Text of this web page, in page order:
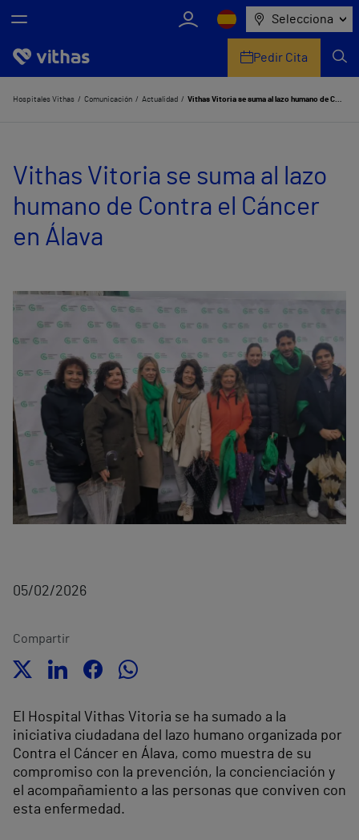
Selecciona
Nosotros
Servicios de salud
Equipo médico y asistencial
Comunicación
Pedir Cita
Hospitales Vithas Comunicación Actualidad Vithas Vitoria se suma al lazo humano de Contra el Cáncer en Álava
Vithas Vitoria se suma al lazo
humano de Contra el Cáncer
en Álava
05/02/2026
Compartir
El Hospital Vithas Vitoria se ha sumado a la
iniciativa ciudadana del lazo humano organizada por
Contra el Cáncer en Álava, como muestra de su
compromiso con la prevención, la concienciación y
el acompañamiento a las personas que conviven con
esta enfermedad.